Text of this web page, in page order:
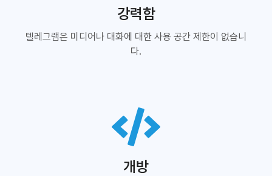
강력함
텔레그램은 미디어나 대화에 대한 사용 공간 제한이 없습니
다.
개방